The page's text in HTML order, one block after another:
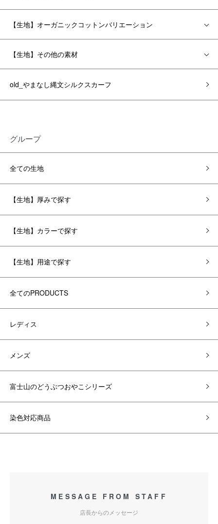
【生地】オーガニックコットンバリエーション
【生地】その他の素材
old_やまなし縄文シルクスカーフ
グループ
全ての生地
【生地】厚みで探す
【生地】カラーで探す
【生地】用途で探す
全てのPRODUCTS
レディス
メンズ
富士山のどうぶつおやこシリーズ
染色対応商品
MESSAGE FROM STAFF
店長からのメッセージ